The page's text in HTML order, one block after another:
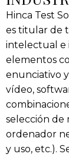
Hinca Test
es titular de
intelectual e
elementos
enunciativo
vídeo,
selección de
ordenador
y uso, etc.).